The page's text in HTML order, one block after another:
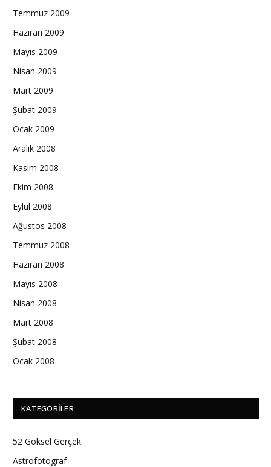
Temmuz 2009
Haziran 2009
Mayıs 2009
Nisan 2009
Mart 2009
Şubat 2009
Ocak 2009
Aralık 2008
Kasım 2008
Ekim 2008
Eylül 2008
Ağustos 2008
Temmuz 2008
Haziran 2008
Mayıs 2008
Nisan 2008
Mart 2008
Şubat 2008
Ocak 2008
KATEGORILER
52 Göksel Gerçek
Astrofotograf